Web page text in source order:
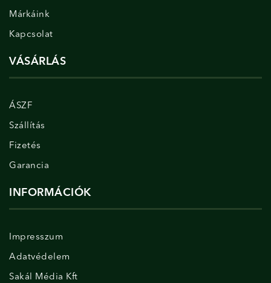
Márkáink
Kapcsolat
VÁSÁRLÁS
ÁSZF
Szállítás
Fizetés
Garancia
INFORMÁCIÓK
Impresszum
Adatvédelem
Sakál Média Kft